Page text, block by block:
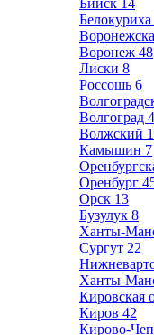
Бийск 14
Белокуриха
Воронеж 48
Лиски 8
Россошь 6
Волгоград
Волжский
Камышин 7
Оренбург
Орск 13
Бузулук 8
Ханты-
Сургут 22
Ханты-
Кировская
Киров 42
Кирово-